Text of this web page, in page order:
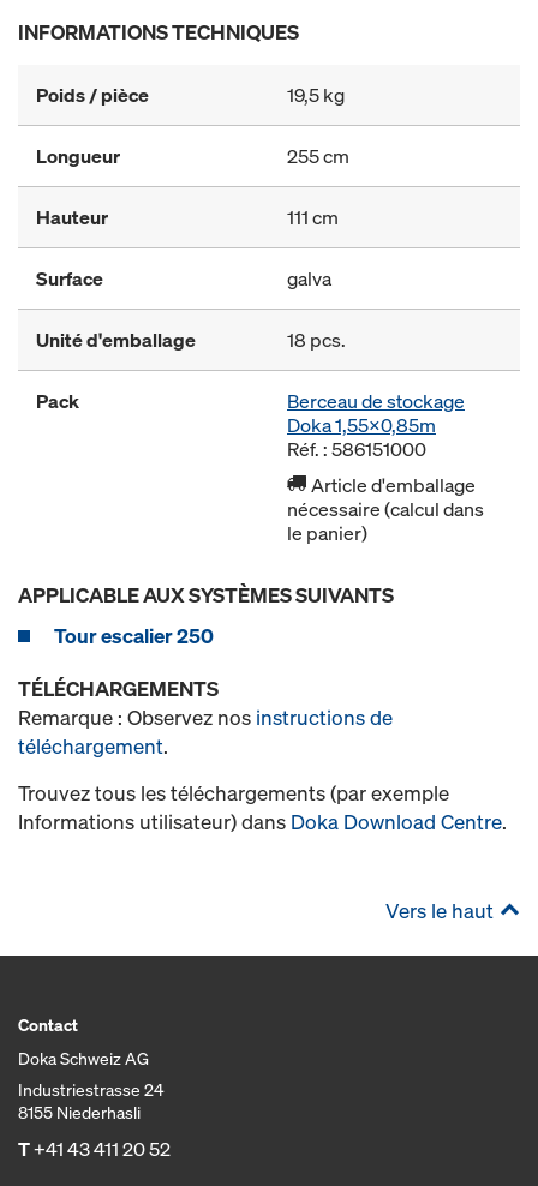
INFORMATIONS TECHNIQUES
Poids / pièce 19,5 kg
Longueur 255 cm
Hauteur 111 cm
Surface galva
Unité d'emballage 18 pcs.
Pack
Berceau de stockage
Doka 1,55x0,85m
Réf. : 586151000
Article d'emballage
nécessaire (calcul dans
le panier)
APPLICABLE AUX SYSTÈMES SUIVANTS
Tour escalier 250
TÉLÉCHARGEMENTS
Remarque : Observez nos instructions de
téléchargement.
Trouvez tous les téléchargements (par exemple
Informations utilisateur) dans Doka Download Centre.
Vers le haut
Contact
Doka Schweiz AG
Industriestrasse 24
8155 Niederhasli
T+41 43 411 20 52